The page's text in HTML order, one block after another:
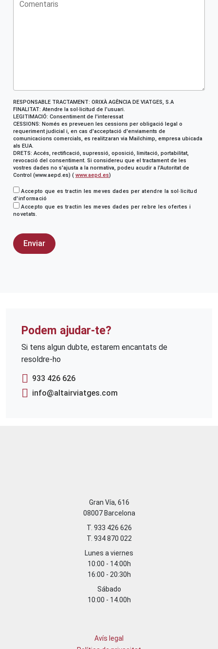
RESPONSABLE TRACTAMENT: ORIXÀ AGÈNCIA DE VIATGES, S.A
FINALITAT: Atendre la sol·licitud de l’usuari.
LEGITIMACIÓ: Consentiment de l'interessat
CESSIONS: Només es preveuen les cessions per obligació legal o
requeriment judicial i, en cas d'acceptació d'enviaments de
comunicacions comercials, es realitzaran via Mailchimp, empresa ubicada
als EUA.
DRETS: Accés, rectificació, supressió, oposició, limitació, portabilitat,
revocació del consentiment. Si considereu que el tractament de les
vostres dades no s'ajusta a la normativa, podeu acudir a l'Autoritat de
Control (www.aepd.es) ( www.aepd.es)
Accepto que es tractin les meves dades per atendre la sol·licitud
d'informació
Accepto que es tractin les meves dades per rebre les ofertes i
novetats.
Podem ajudar-te?
Si tens algun dubte, estarem encantats de
resoldre-ho
933 426 626
info@altairviatges.com
Gran Vía, 616
08007 Barcelona
T. 933 426 626
T. 934 870 022
Lunes a viernes
10:00 - 14:00h
16:00 - 20:30h
Sábado
10:00 - 14.00h
Avís legal